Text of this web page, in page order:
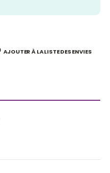
AJOUTER À LA LISTE DES ENVIES